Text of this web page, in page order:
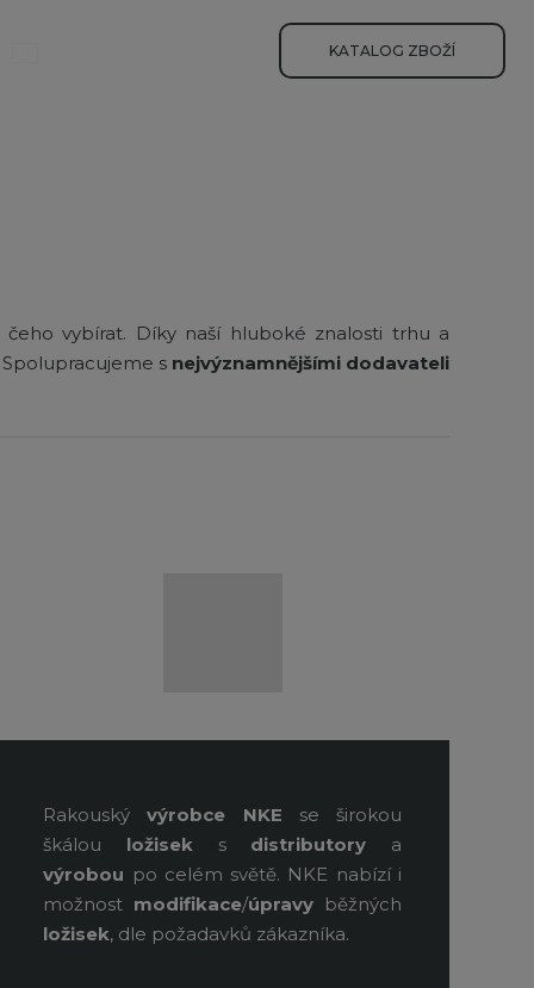
KATALOG ZBOŽÍ
vybírat. Díky naší hluboké znalosti trhu a
s nejvýznamnějšími dodavateli
Rakouskývýrobce NKE se širokou
škálou ložiseks distributory a
výrobou po celém světě. NKE nabízí i
možnost modifikace/úpravy běžných
ložisek, dle požadavků zákazníka.